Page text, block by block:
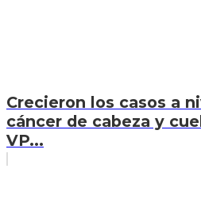
Crecieron los casos a
cáncer de cabeza y
VP...